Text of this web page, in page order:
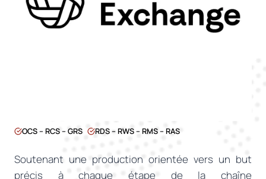
OCS – RCS – GRS RDS – RWS – RMS – RAS
Soutenant une production orientée vers un but
précis à chaque étape de la chaîne